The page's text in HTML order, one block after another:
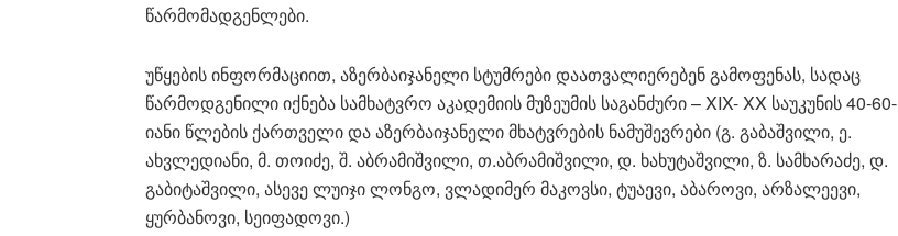
წარმომადგენლები.
უწყების ინფორმაციით, აზერბაიჯანელი სტუმრები დაათვალიერებენ გამოფენას, სადაც
წარმოდგენილი იქნება სამხატვრო აკადემიის მუზეუმის საგანძური – XIX- XX საუკუნის 40-60-
იანი წლების ქართველი და აზერბაიჯანელი მხატვრების ნამუშევრები (გ. გაბაშვილი, ე.
ახვლედიანი, მ. თოიძე, შ. აბრამიშვილი, თ.აბრამიშვილი, დ. ხახუტაშვილი, ზ. სამხარაძე, დ.
გაბიტაშვილი, ასევე ლუიჯი ლონგო, ვლადიმერ მაკოვსი, ტუაევი, აბაროვი, არზალეევი,
ყურბანოვი, სეიფადოვი.)